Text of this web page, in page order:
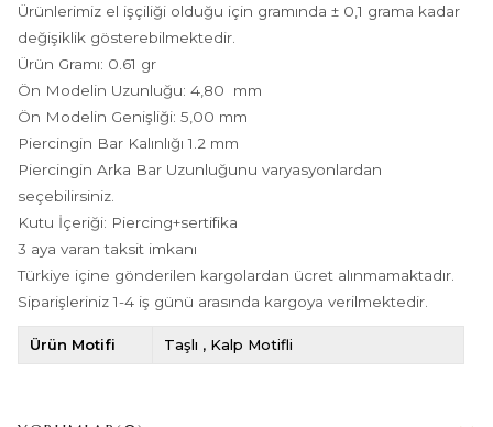
Ürünlerimiz el işçiliği olduğu için gramında ± 0,1 grama kadar
değişiklik gösterebilmektedir.
Ürün Gramı: 0.61 gr
Ön Modelin Uzunluğu: 4,80 mm
Ön Modelin Genişliği: 5,00 mm
Piercingin Bar Kalınlığı 1.2 mm
Piercingin Arka Bar Uzunluğunu varyasyonlardan
seçebilirsiniz.
Kutu İçeriği: Piercing+sertifika
3 aya varan taksit imkanı
Türkiye içine gönderilen kargolardan ücret alınmamaktadır.
Siparişleriniz 1-4 iş günü arasında kargoya verilmektedir.
Ürün Motifi Taşlı Kalp Motifli